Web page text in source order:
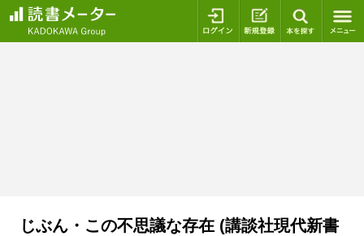
ログイン 新規登録
じぶん・この不思議な存在 (講談社現代新書